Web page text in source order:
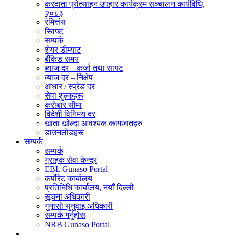
करदाता प्रोत्साहन उपहार कार्यक्रम सञ्चालन कार्यविधि,
२०८३
रेमित्तंस
स्विफ्ट
सम्पर्क
शेयर डीम्याट
बैंकिङ समय
ब्याज दर – कर्जा तथा सापट
ब्याज दर – निक्षेप
आधार / स्प्रेड दर
सेवा शुल्कहरू
करोबार सीमा
विदेशी विनिमय दर
खाता खोल्दा आवश्यक कागजातहरु
डाउनलोडहरू
सम्पर्क
सम्पर्क
ग्राहक सेवा केन्द्र
EBL Gunaso Portal
कर्पोरेट कार्यालय
प्रतिनिधि कार्यालय, नयाँ दिल्ली
सूचना अधिकारी
गुनासो सुनुवाइ अधिकारी
सम्पर्क गर्नुहोस
NRB Gunaso Portal